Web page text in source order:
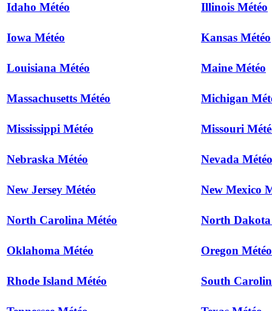
Idaho Météo Illinois Météo
Iowa Météo Kansas Météo
Louisiana Météo Maine Météo
Massachusetts Météo Michigan
Mississippi Météo Missouri
Nebraska Météo Nevada Météo
New Jersey Météo New Mexico
North Carolina Météo North Dakota
Oklahoma Météo Oregon Météo
Rhode Island Météo South